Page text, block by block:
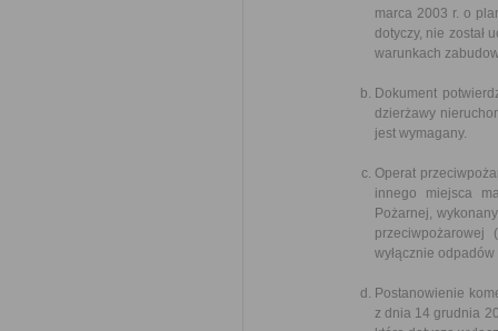
marca 2003 r. o
dotyczy, nie został
warunkach
Dokument
dzierżawy
jest wymagany.
Operat
innego miejsca
Pożarnej,
wyłącznie
Postanowienie
z dnia 14 grudnia